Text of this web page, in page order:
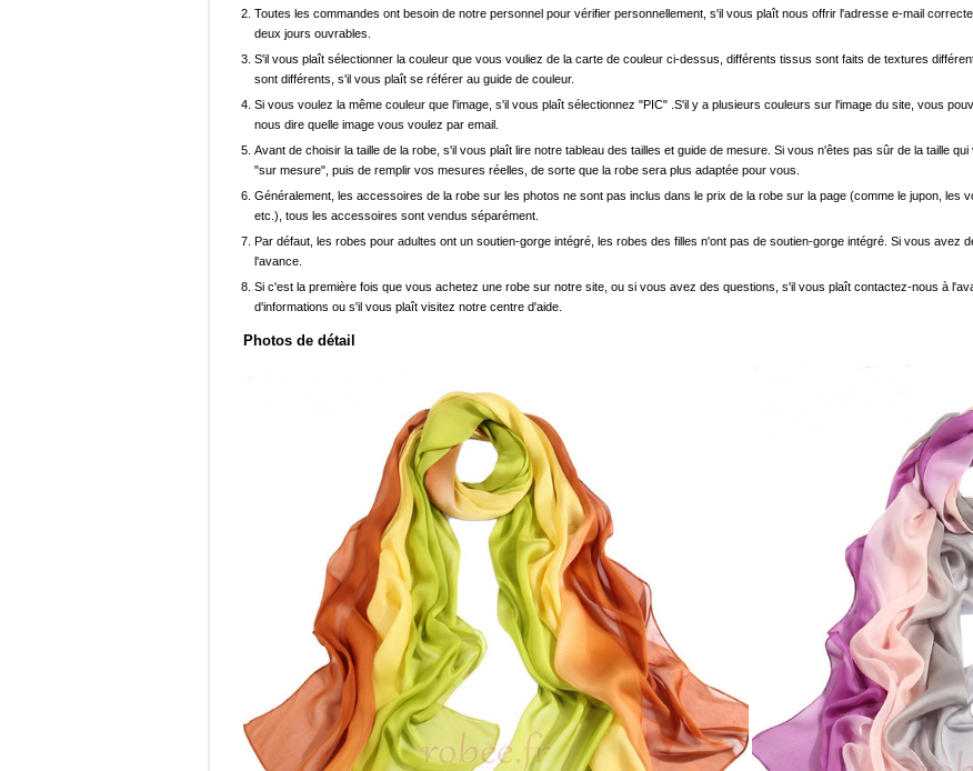
Toutes les commandes ont besoin de notre personnel pour vérifier personnellement, s'il vous plaît nous offrir l'adresse e-mail
deux jours ouvrables.
S'il vous plaît sélectionner la couleur que vous vouliez de la carte de couleur ci-dessus, différents tissus sont faits de textures
sont différents, s'il vous plaît se référer au guide de couleur.
Si vous voulez la même couleur que l'image, s'il vous plaît sélectionnez "PIC" .S'il y a plusieurs couleurs sur l'image du site, vous
nous dire quelle image vous voulez par email.
Avant de choisir la taille de la robe, s'il vous plaît lire notre tableau des tailles et guide de mesure. Si vous n'êtes pas sûr de la taille
"sur mesure", puis de remplir vos mesures réelles, de sorte que la robe sera plus adaptée pour vous.
Généralement, les accessoires de la robe sur les photos ne sont pas inclus dans le prix de la robe sur la page (comme le jupon, les
etc.), tous les accessoires sont vendus séparément.
Par défaut, les robes pour adultes ont un soutien-gorge intégré, les robes des filles n'ont pas de soutien-gorge intégré. Si vous avez
l'avance.
Si c'est la première fois que vous achetez une robe sur notre site, ou si vous avez des questions, s'il vous plaît contactez-nous à
d'informations ou s'il vous plaît visitez notre centre d'aide.
Photos de détail